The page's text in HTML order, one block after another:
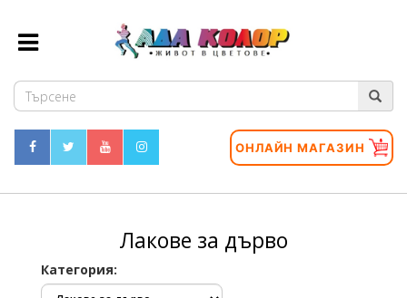
ОНЛАЙН МАГАЗИН
Лакове за дърво
Категория: